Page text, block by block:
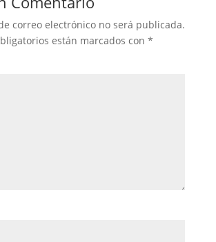
correo electrónico no será publicada.
están marcados con *